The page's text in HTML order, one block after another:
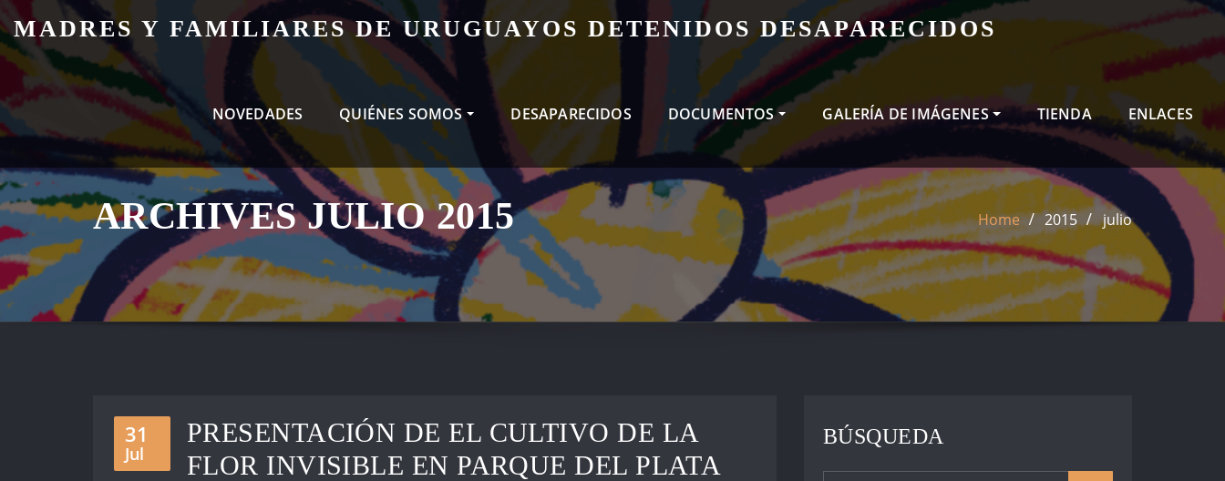
Skip
to
content
MADRES Y FAMILIARES DE URUGUAYOS DETENIDOS DESAPARECIDOS
NOVEDADES QUIÉNES SOMOS DESAPARECIDOS DOCUMENTOS GALERÍA DE IMÁGENES TIENDA ENLACES
ARCHIVES JULIO 2015 Home 2015 julio
31
Jul
PRESENTACIÓN DE EL CULTIVO DE LA
FLOR INVISIBLE EN PARQUE DEL PLATA
BÚSQUEDA